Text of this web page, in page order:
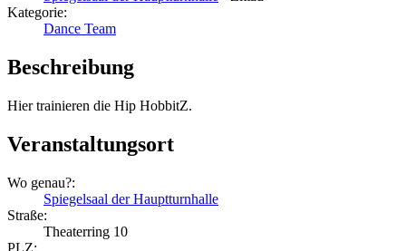
Kategorie:
Dance Team
Beschreibung
Hier trainieren die Hip HobbitZ.
Veranstaltungsort
Wo genau?:
Spiegelsaal der Hauptturnhalle
Straße:
Theaterring 10
PLZ: